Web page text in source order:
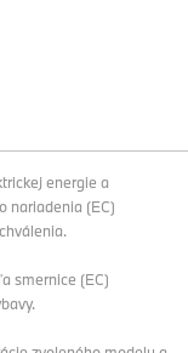
energie a
nariadenia (EC)
smernice (EC)